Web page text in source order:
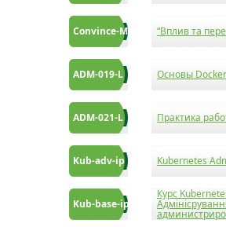
Convince-ML “Вплив та
ADM-019-L Основы Docker
ADM-021-L Практика
Kub-adv-ip Kubernetes
Kub-base-ip
Курс